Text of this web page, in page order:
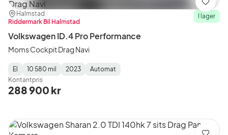
Plats:
Halmstad
Återförsäljare:
Riddermark Bil Halmstad
I lager
Volkswagen ID.4 Pro Performance
Moms Cockpit Drag Navi
Fuel
Type:
El
Mätarställning
10 580 mil
Model
Year:
2023
Gearbox
Type:
Automat
Kontantpris
288 900 kr
Spara